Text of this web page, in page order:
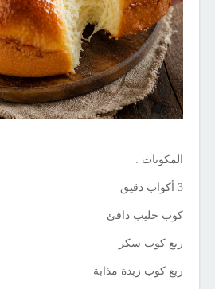
المكونات :
3 أكواب دقيق
كوب حليب دافئ
ربع كوب سكر
ربع كوب زبدة مذابة